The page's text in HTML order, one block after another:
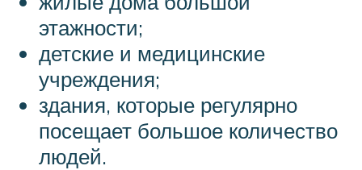
этажности;
детские и медицинские
учреждения;
здания, которые регулярно
посещает большое количество
людей.